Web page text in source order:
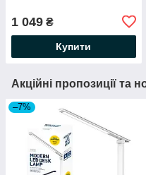
2400mAh Li-ion біла
нейтральна
1 049 ₴
Купити
Акційні пропозиції та
–7%